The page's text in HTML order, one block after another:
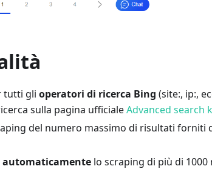
tutti gli operatori di ricerca Bing (site:, ip:,
sulla pagina ufficialeAdvanced search
del numero massimo di risultati forniti
automaticamente lo scraping di più di